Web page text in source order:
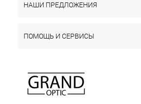
НАШИ ПРЕДЛОЖЕНИЯ
ПОМОЩЬ И СЕРВИСЫ